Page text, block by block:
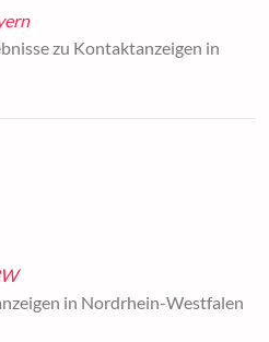
zu Kontaktanzeigen in
in Nordrhein-Westfalen